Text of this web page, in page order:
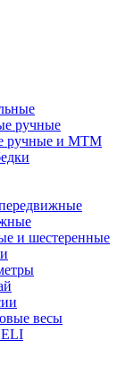
ручные
ручные и МТМ
и шестеренные
весы